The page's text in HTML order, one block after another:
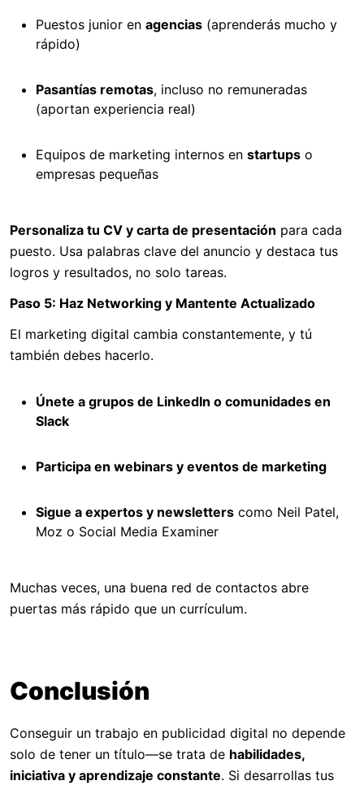
Puestos junior en agencias (aprenderás mucho y
rápido)
Pasantías remotas, incluso no remuneradas
(aportan experiencia real)
Equipos de marketing internos en startups o
empresas pequeñas
Personaliza tu CV y carta de presentación para cada
puesto. Usa palabras clave del anuncio y destaca tus
logros y resultados, no solo tareas.
Paso 5: Haz Networking y Mantente Actualizado
El marketing digital cambia constantemente, y tú
también debes hacerlo.
Únete a grupos de LinkedIn o comunidades en
Slack
Participa en webinars y eventos de marketing
Sigue a expertos y newsletters como Neil Patel,
Moz o Social Media Examiner
Muchas veces, una buena red de contactos abre
puertas más rápido que un currículum.
Conclusión
Conseguir un trabajo en publicidad digital no depende
solo de tener un título—se trata de habilidades,
iniciativa y aprendizaje constante. Si desarrollas tus